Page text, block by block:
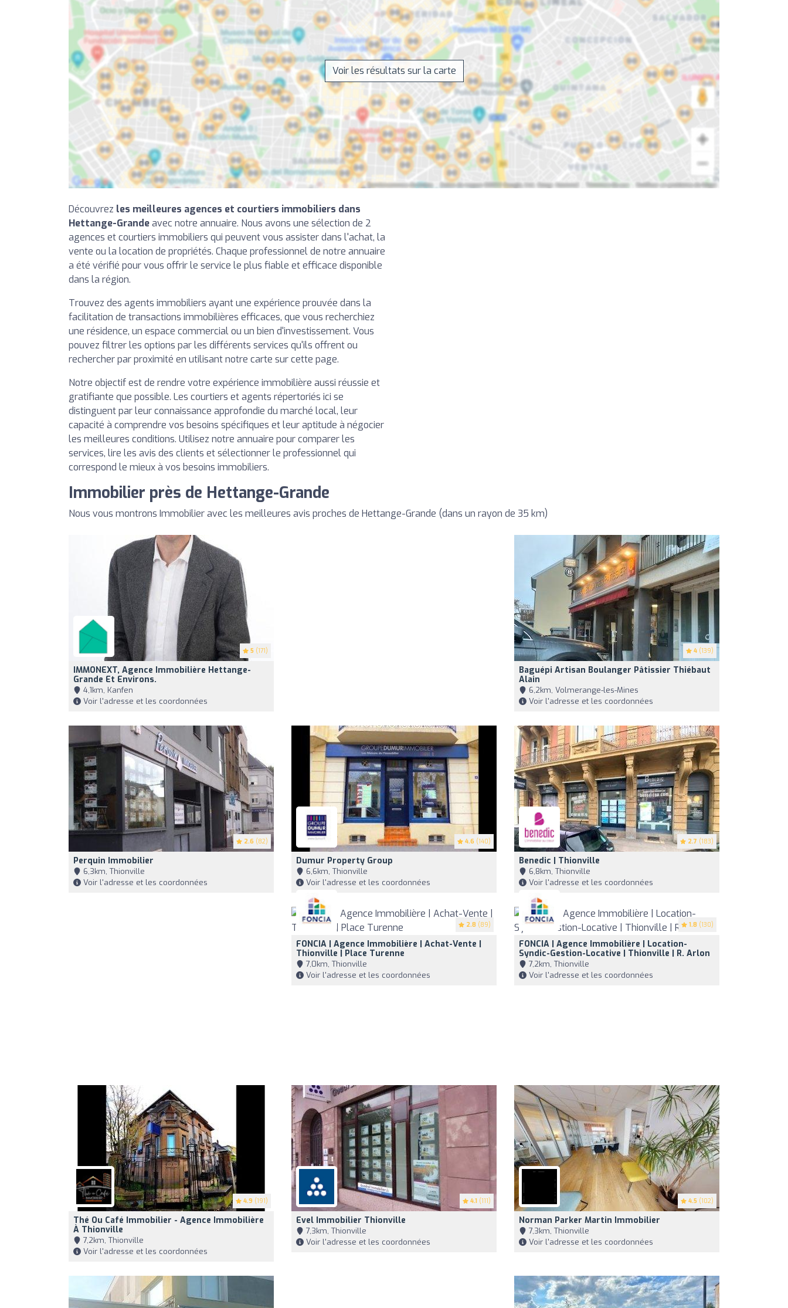
Voir les résultats sur la carte
Découvrez les meilleures agences et courtiers immobiliers dans
Hettange-Grandeavec notre annuaire. Nous avons une sélection de 2
agences et courtiers immobiliers qui peuvent vous assister dans l'achat, la
vente ou la location de propriétés. Chaque professionnel de notre annuaire
a été vérifié pour vous offrir le service le plus fiable et efficace disponible
dans la région.
Trouvez des agents immobiliers ayant une expérience prouvée dans la
facilitation de transactions immobilières efficaces, que vous recherchiez
une résidence, un espace commercial ou un bien d'investissement. Vous
pouvez filtrer les options par les différents services qu'ils offrent ou
rechercher par proximité en utilisant notre carte sur cette page.
Notre objectif est de rendre votre expérience immobilière aussi réussie et
gratifiante que possible. Les courtiers et agents répertoriés ici se
distinguent par leur connaissance approfondie du marché local, leur
capacité à comprendre vos besoins spécifiques et leur aptitude à négocier
les meilleures conditions. Utilisez notre annuaire pour comparer les
services, lire les avis des clients et sélectionner le professionnel qui
correspond le mieux à vos besoins immobiliers.
Immobilier près de Hettange-Grande
Nous vous montrons Immobilier avec les meilleures avis proches de Hettange-Grande (dans un rayon de 35 km)
5 (171)
IMMONEXT, Agence Immobilière Hettange-
Grande Et Environs.
4,1km, Kanfen
Voir l'adresse et les coordonnées
4 (139)
Baguépi Artisan Boulanger Pâtissier Thiébaut
Alain
6,2km, Volmerange-les-Mines
Voir l'adresse et les coordonnées
2.6 (82)
Perquin Immobilier
6,3km, Thionville
Voir l'adresse et les coordonnées
4.6 (140)
Dumur Property Group
6,6km, Thionville
Voir l'adresse et les coordonnées
2.7 (183)
Benedic | Thionville
6,8km, Thionville
Voir l'adresse et les coordonnées
2.8 (89)
FONCIA | Agence Immobilière | Achat-Vente |
Thionville | Place Turenne
7,0km, Thionville
Voir l'adresse et les coordonnées
1.8 (130)
FONCIA | Agence Immobilière | Location-
Syndic-Gestion-Locative | Thionville | R. Arlon
7,2km, Thionville
Voir l'adresse et les coordonnées
4.9 (191)
Thé Ou Café Immobilier - Agence Immobilière
À Thionville
7,2km, Thionville
Voir l'adresse et les coordonnées
4.1 (111)
Evel Immobilier Thionville
7,3km, Thionville
Voir l'adresse et les coordonnées
4.5 (102)
Norman Parker Martin Immobilier
7,3km, Thionville
Voir l'adresse et les coordonnées